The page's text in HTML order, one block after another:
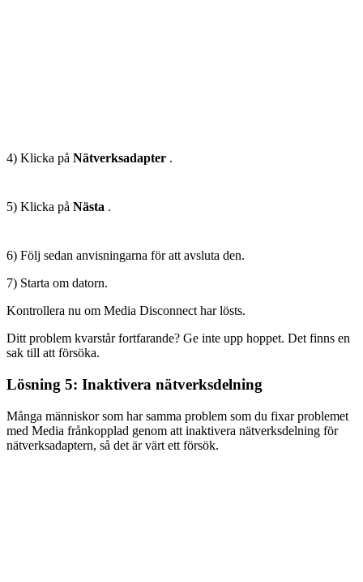
4) Klicka på Nätverksadapter .
5) Klicka på Nästa .
6) Följ sedan anvisningarna för att avsluta den.
7) Starta om datorn.
Kontrollera nu om Media Disconnect har lösts.
Ditt problem kvarstår fortfarande? Ge inte upp hoppet. Det finns en
sak till att försöka.
Lösning 5: Inaktivera nätverksdelning
Många människor som har samma problem som du fixar problemet
med Media frånkopplad genom att inaktivera nätverksdelning för
nätverksadaptern, så det är värt ett försök.